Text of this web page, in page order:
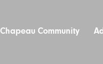
Chapeau Community